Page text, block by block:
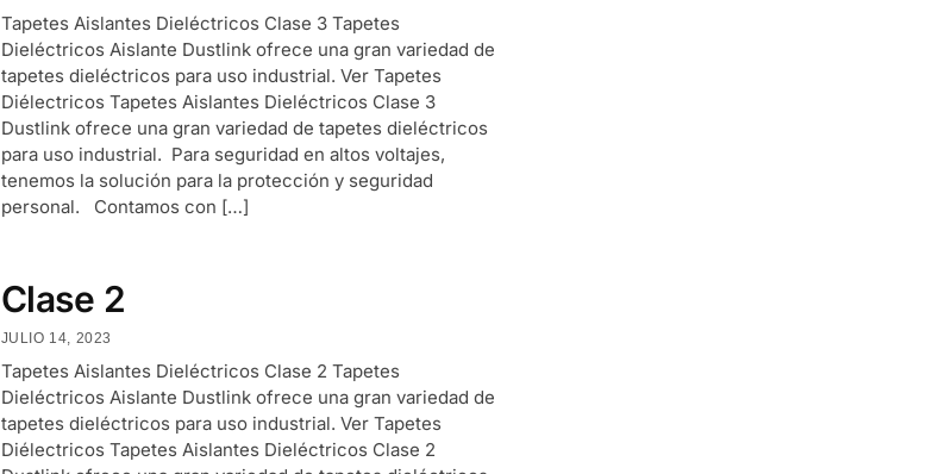
Tapetes Aislantes Dieléctricos Clase 3 Tapetes
Dieléctricos Aislante Dustlink ofrece una gran variedad de
tapetes dieléctricos para uso industrial. Ver Tapetes
Diélectricos Tapetes Aislantes Dieléctricos Clase 3
Dustlink ofrece una gran variedad de tapetes dieléctricos
para uso industrial. Para seguridad en altos voltajes,
tenemos la solución para la protección y seguridad
personal. Contamos con […]
Clase 2
JULIO 14, 2023
Tapetes Aislantes Dieléctricos Clase 2 Tapetes
Dieléctricos Aislante Dustlink ofrece una gran variedad de
tapetes dieléctricos para uso industrial. Ver Tapetes
Diélectricos Tapetes Aislantes Dieléctricos Clase 2